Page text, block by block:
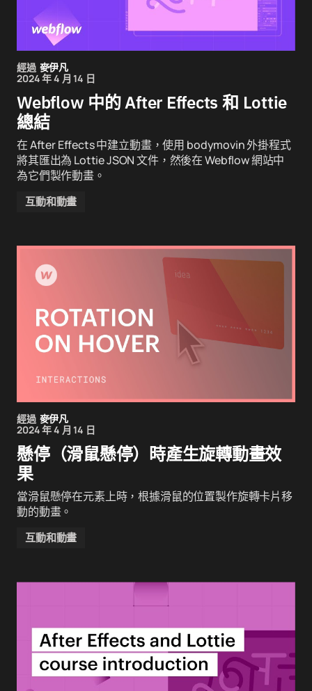
經過 麥伊凡
2024 年 4 月 14 日
Webflow 中的 After Effects 和 Lottie
總結
在 After Effects 中建立動畫，使用 bodymovin 外掛程式
將其匯出為 Lottie JSON 文件，然後在 Webflow 網站中
為它們製作動畫。
互動和動畫
經過 麥伊凡
2024 年 4 月 14 日
懸停（滑鼠懸停）時產生旋轉動畫效
果
當滑鼠懸停在元素上時，根據滑鼠的位置製作旋轉卡片移
動的動畫。
互動和動畫